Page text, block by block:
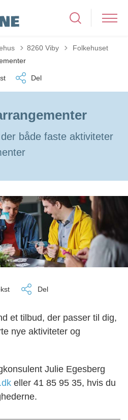
8260 Viby Tilbage til
Folkehuset
Del
både faste aktiviteter
Del
et tilbud, der passer til dig,
nye aktiviteter og
Julie Egesberg
eller 41 85 95 35, hvis du